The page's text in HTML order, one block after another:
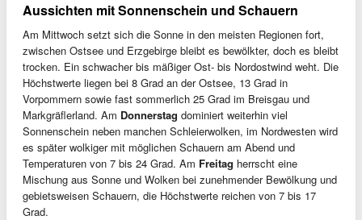
Aussichten mit Sonnenschein und Schauern
Am Mittwoch setzt sich die Sonne in den meisten Regionen fort,
zwischen Ostsee und Erzgebirge bleibt es bewölkter, doch es bleibt
trocken. Ein schwacher bis mäßiger Ost- bis Nordostwind weht. Die
Höchstwerte liegen bei 8 Grad an der Ostsee, 13 Grad in
Vorpommern sowie fast sommerlich 25 Grad im Breisgau und
Markgräflerland. Am Donnerstag dominiert weiterhin viel
Sonnenschein neben manchen Schleierwolken, im Nordwesten wird
es später wolkiger mit möglichen Schauern am Abend und
Temperaturen von 7 bis 24 Grad. Am Freitag herrscht eine
Mischung aus Sonne und Wolken bei zunehmender Bewölkung und
gebietsweisen Schauern, die Höchstwerte reichen von 7 bis 17
Grad.